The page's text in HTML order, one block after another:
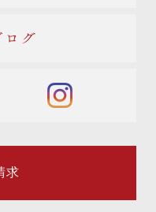
スタッフブログ
instagram
求